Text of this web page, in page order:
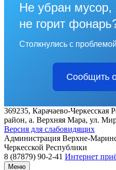
Не убран мусор,
не горит
Столкнулись с
Сообщить
369235, Карачаево-Черкесская
район, а. Верхняя Мара, ул.
Версия для слабовидящих
Администрация Верхне-
Черкесской Республики
8 (87879) 90-2-41 Интернет
Меню